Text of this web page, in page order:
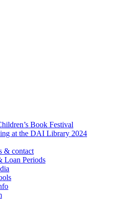
Book Festival
at the DAI Library 2024
& contact
Loan Periods